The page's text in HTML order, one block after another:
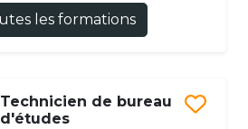
les formations
Technicien de bureau
d'études